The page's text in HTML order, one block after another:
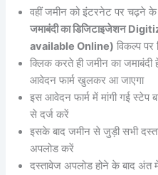
वहीं जमीन को इंटरनेट पर चढ़ने
जमाबंदी का डिजिटाइजेशन
available Online) विकल्प
क्लिक करते ही जमीन का
आवेदन फार्म खुलकर आ जाएगा
इस आवेदन फार्म में मांगी गई स्टेप
से दर्ज करें
इसके बाद जमीन से जुड़ी सभी
अपलोड करें
दस्तावेज अपलोड होने के बाद अंत